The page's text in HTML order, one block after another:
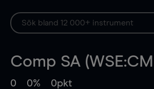
Comp SA
0 0% 0pkt